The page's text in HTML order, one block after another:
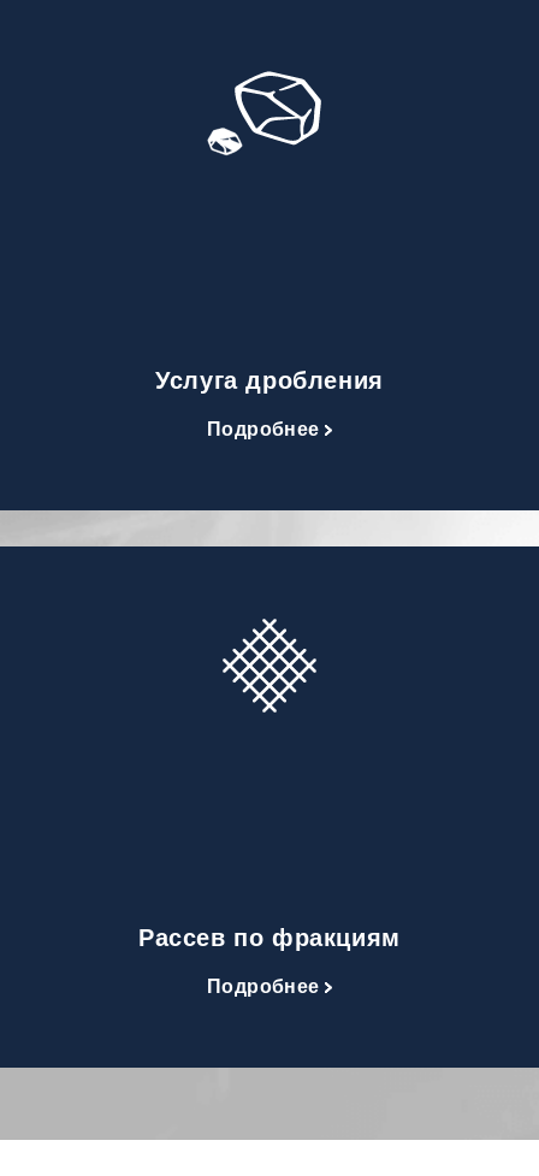
Услуга дробления
Подробнее
Рассев по фракциям
Подробнее